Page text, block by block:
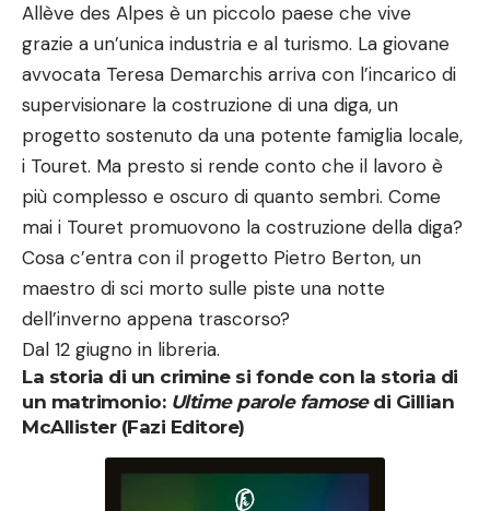
Allève des Alpes è un piccolo paese che vive
grazie a un’unica industria e al turismo. La giovane
avvocata Teresa Demarchis arriva con l’incarico di
supervisionare la costruzione di una diga, un
progetto sostenuto da una potente famiglia locale,
i Touret. Ma presto si rende conto che il lavoro è
più complesso e oscuro di quanto sembri. Come
mai i Touret promuovono la costruzione della diga?
Cosa c’entra con il progetto Pietro Berton, un
maestro di sci morto sulle piste una notte
dell’inverno appena trascorso?
Dal 12 giugno in libreria.
La storia di un crimine si fonde con la storia di
un matrimonio: Ultime parole famose di Gillian
McAllister (Fazi Editore)